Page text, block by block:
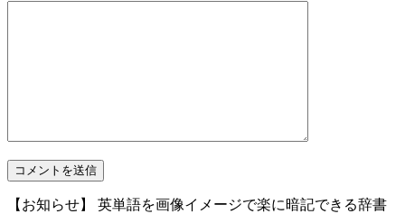
【お知らせ】 英単語を画像イメージで楽に暗記できる辞書